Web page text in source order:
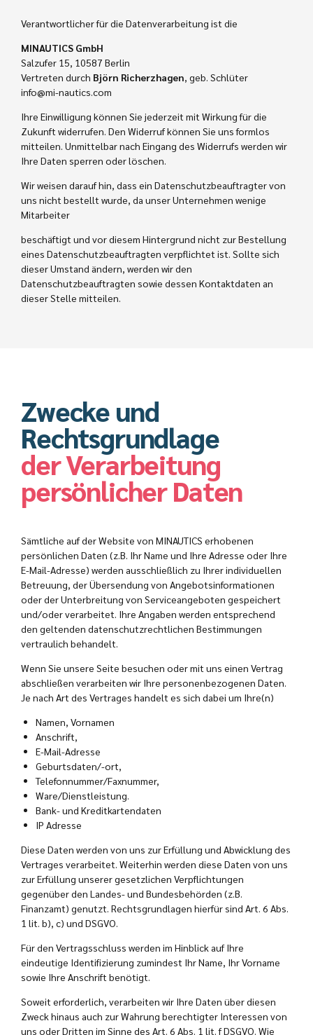
Verantwortlicher für die Datenverarbeitung ist die
MINAUTICS GmbH
Salzufer 15, 10587 Berlin
Vertreten durch Björn Richerzhagen, geb. Schlüter
info@mi-nautics.com
Ihre Einwilligung können Sie jederzeit mit Wirkung für die
Zukunft widerrufen. Den Widerruf können Sie uns formlos
mitteilen. Unmittelbar nach Eingang des Widerrufs werden wir
Ihre Daten sperren oder löschen.
Wir weisen darauf hin, dass ein Datenschutzbeauftragter von
uns nicht bestellt wurde, da unser Unternehmen wenige
Mitarbeiter
beschäftigt und vor diesem Hintergrund nicht zur Bestellung
eines Datenschutzbeauftragten verpflichtet ist. Sollte sich
dieser Umstand ändern, werden wir den
Datenschutzbeauftragten sowie dessen Kontaktdaten an
dieser Stelle mitteilen.
Zwecke und
Rechtsgrundlage
der Verarbeitung
persönlicher Daten
Sämtliche auf der Website von MINAUTICS erhobenen
persönlichen Daten (z.B. Ihr Name und Ihre Adresse oder Ihre
E-Mail-Adresse) werden ausschließlich zu Ihrer individuellen
Betreuung, der Übersendung von Angebotsinformationen
oder der Unterbreitung von Serviceangeboten gespeichert
und/oder verarbeitet. Ihre Angaben werden entsprechend
den geltenden datenschutzrechtlichen Bestimmungen
vertraulich behandelt.
Wenn Sie unsere Seite besuchen oder mit uns einen Vertrag
abschließen verarbeiten wir Ihre personenbezogenen Daten.
Je nach Art des Vertrages handelt es sich dabei um Ihre(n)
Namen, Vornamen
Anschrift,
E-Mail-Adresse
Geburtsdaten/-ort,
Telefonnummer/Faxnummer,
Ware/Dienstleistung.
Bank- und Kreditkartendaten
IP Adresse
Diese Daten werden von uns zur Erfüllung und Abwicklung des
Vertrages verarbeitet. Weiterhin werden diese Daten von uns
zur Erfüllung unserer gesetzlichen Verpflichtungen
gegenüber den Landes- und Bundesbehörden (z.B.
Finanzamt) genutzt. Rechtsgrundlagen hierfür sind Art. 6 Abs.
1 lit. b), c) und DSGVO.
Für den Vertragsschluss werden im Hinblick auf Ihre
eindeutige Identifizierung zumindest Ihr Name, Ihr Vorname
sowie Ihre Anschrift benötigt.
Soweit erforderlich, verarbeiten wir Ihre Daten über diesen
Zweck hinaus auch zur Wahrung berechtigter Interessen von
uns oder Dritten im Sinne des Art. 6 Abs. 1 lit. f DSGVO. Wie